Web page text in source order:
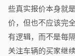
些真实报价本身就
价，但也不应该完
有逻辑，而不是每
关注车辆的买家继